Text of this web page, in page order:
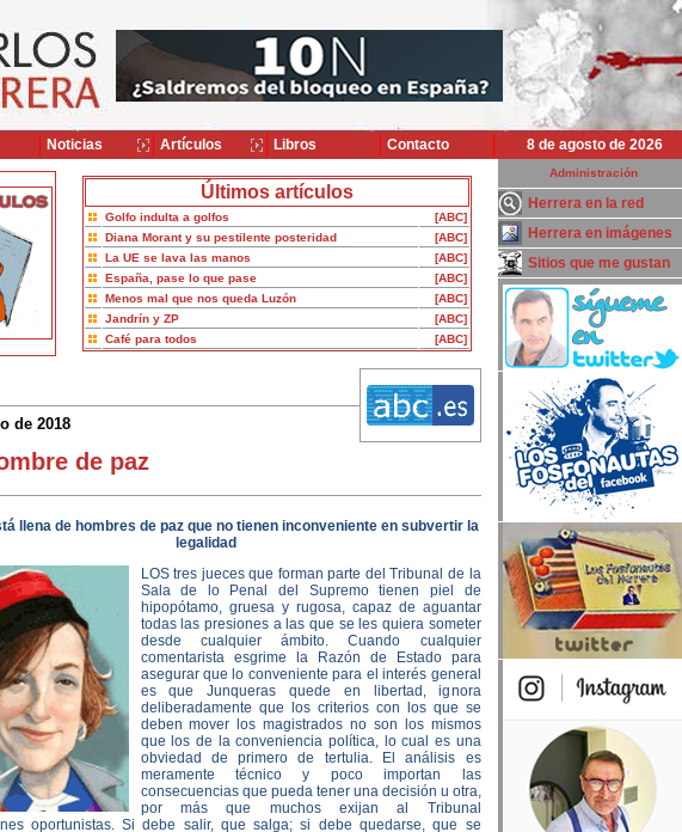
8 de agosto de 2026
Últimos artículos
Golfo indulta a golfos
[ABC]
Diana Morant y su pestilente posteridad
[ABC]
La UE se lava las manos
[ABC]
España, pase lo que pase
[ABC]
Menos mal que nos queda Luzón
[ABC]
Jandrín y ZP
[ABC]
Café para todos
[ABC]
de 2018
de paz
llena de hombres de paz que no tienen inconveniente en subvertir la
legalidad
LOS tres jueces que forman parte del Tribunal de la
Sala de lo Penal del Supremo tienen piel de
hipopótamo, gruesa y rugosa, capaz de aguantar
todas las presiones a las que se les quiera someter
desde cualquier ámbito. Cuando cualquier
comentarista esgrime la Razón de Estado para
asegurar que lo conveniente para el interés general
es que Junqueras quede en libertad, ignora
deliberadamente que los criterios con los que se
deben mover los magistrados no son los mismos
que los de la conveniencia política, lo cual es una
obviedad de primero de tertulia. El análisis es
meramente técnico y poco importan las
consecuencias que pueda tener una decisión u otra,
por más que muchos exijan al Tribunal
oportunistas. Si debe salir, que salga; si debe quedarse, que se
Administración
Herrera en la red
Herrera en imágenes
Sitios que me gustan
Noticias Artículos Libros Contacto